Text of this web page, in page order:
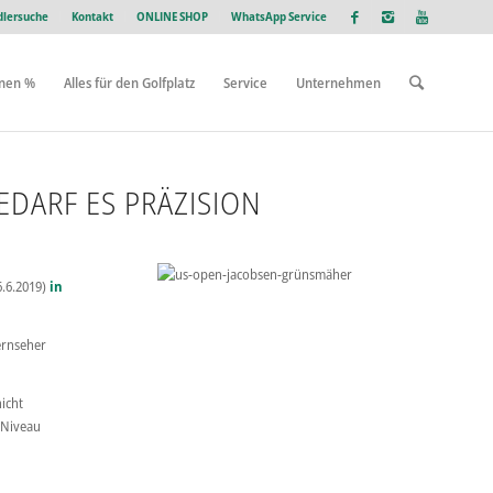
Kontakt ONLINE SHOP WhatsApp Service
% Alles für den Golfplatz Service Unternehmen
ES PRÄZISION
in